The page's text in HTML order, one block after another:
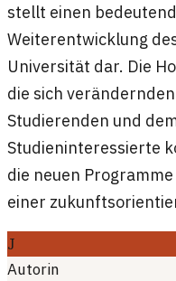
stellt einen
Weiterentwicklung
Universität dar. Die
die sich
Studierenden und
Studieninteressierte
die neuen
einer
J
Autorin